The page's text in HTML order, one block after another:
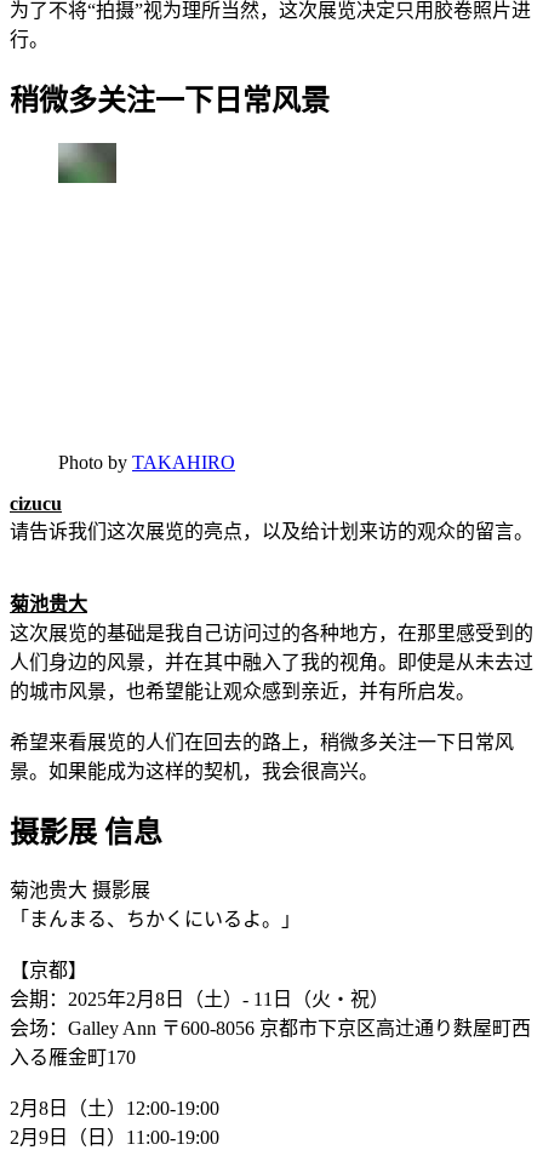
为了不将“拍摄”视为理所当然，这次展览决定只用胶卷照片进
行。
稍微多关注一下日常风景
Photo by TAKAHIRO
cizucu
请告诉我们这次展览的亮点，以及给计划来访的观众的留言。
菊池贵大
这次展览的基础是我自己访问过的各种地方，在那里感受到的
人们身边的风景，并在其中融入了我的视角。即使是从未去过
的城市风景，也希望能让观众感到亲近，并有所启发。
希望来看展览的人们在回去的路上，稍微多关注一下日常风
景。如果能成为这样的契机，我会很高兴。
摄影展 信息
菊池贵大 摄影展
「まんまる、ちかくにいるよ。」
【京都】
会期：2025年2月8日（土）- 11日（火・祝）
会场：Galley Ann 〒600-8056 京都市下京区高辻通り麩屋町西
入る雁金町170
2月8日（土）12:00-19:00
2月9日（日）11:00-19:00